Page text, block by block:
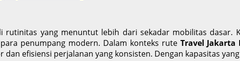
rutinitas yang menuntut lebih dari sekadar mobilitas dasar.
penumpang modern. Dalam konteks rute Travel Jakarta
efisiensi perjalanan yang konsisten. Dengan kapasitas